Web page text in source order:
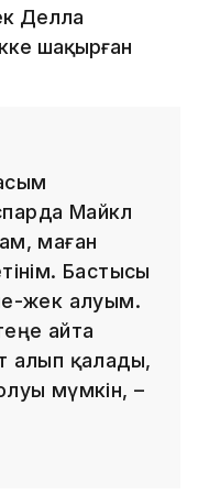
Делла
шақырған
Майкл
маған
Бастысы
жек алуым.
айта
алып қалады,
мүмкін, –